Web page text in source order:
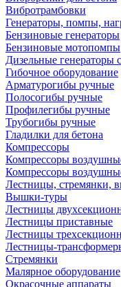
Вибротрамбовки
Генераторы, помпы,
Бензиновые генераторы
Бензиновые мотопомпы
Дизельные генераторы
Гибочное оборудование
Арматурогибы ручные
Полосогибы ручные
Профилегибы ручные
Трубогибы ручные
Гладилки для бетона
Компрессоры
Компрессоры
Компрессоры
Лестницы, стремянки,
Вышки-туры
Лестницы
Лестницы приставные
Лестницы
Лестницы-
Стремянки
Малярное оборудование
Окрасочные аппараты